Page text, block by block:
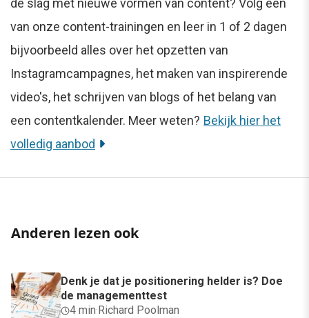
de slag met nieuwe vormen van content? Volg een
van onze content-trainingen en leer in 1 of 2 dagen
bijvoorbeeld alles over het opzetten van
Instagramcampagnes, het maken van inspirerende
video's, het schrijven van blogs of het belang van
een contentkalender. Meer weten? Bekijk hier het
volledig aanbod
Anderen lezen ook
Denk je dat je positionering helder is? Doe
de managementtest
4 min· Richard Poolman